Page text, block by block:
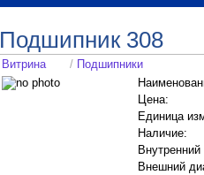
Подшипник 308
Витрина / Подшипники
Цена:
Единица
Наличие:
Внешний